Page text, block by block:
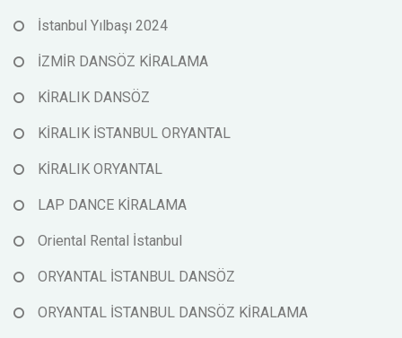
İstanbul Yılbaşı 2024
İZMİR DANSÖZ KİRALAMA
KİRALIK DANSÖZ
KİRALIK İSTANBUL ORYANTAL
KİRALIK ORYANTAL
LAP DANCE KİRALAMA
Oriental Rental İstanbul
ORYANTAL İSTANBUL DANSÖZ
ORYANTAL İSTANBUL DANSÖZ KİRALAMA